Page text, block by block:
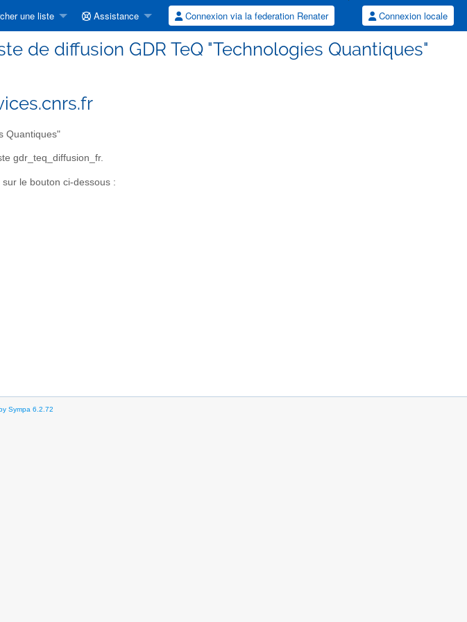
une liste Assistance Connexion via la federation Renater Connexion locale
de diffusion GDR TeQ "Technologies Quantiques"
Quantiques"
gdr_teq_diffusion_fr.
le bouton ci-dessous :
Sympa 6.2.72